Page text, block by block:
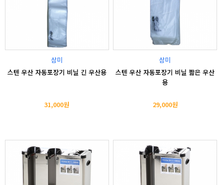
삼미
스텐 우산 자동포장기 비닐 긴 우산용
31,000원
삼미
스텐 우산 자동포장기 비닐 짧은 우산
용
29,000원